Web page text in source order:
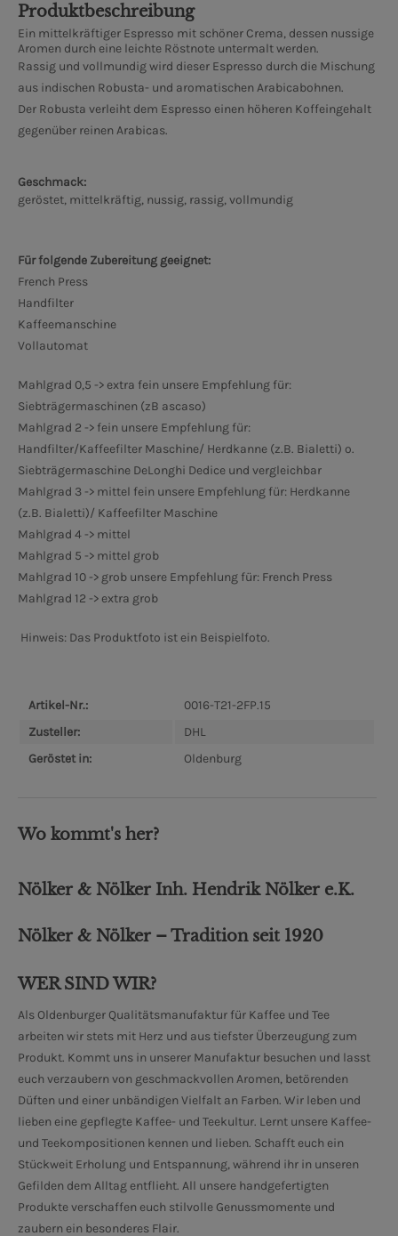
Produktbeschreibung
Ein mittelkräftiger Espresso mit schöner Crema, dessen nussige
Aromen durch eine leichte Röstnote untermalt werden.
Rassig und vollmundig wird dieser Espresso durch die Mischung
aus indischen Robusta- und aromatischen Arabicabohnen.
Der Robusta verleiht dem Espresso einen höheren Koffeingehalt
gegenüber reinen Arabicas.
Geschmack:
geröstet, mittelkräftig, nussig, rassig, vollmundig
Für folgende Zubereitung geeignet:
French Press
Handfilter
Kaffeemanschine
Vollautomat
Mahlgrad 0,5 -> extra fein unsere Empfehlung für:
Siebträgermaschinen (zB ascaso)
Mahlgrad 2 -> fein unsere Empfehlung für:
Handfilter/Kaffeefilter Maschine/ Herdkanne (z.B. Bialetti) o.
Siebträgermaschine DeLonghi Dedice und vergleichbar
Mahlgrad 3 -> mittel fein unsere Empfehlung für: Herdkanne
(z.B. Bialetti)/ Kaffeefilter Maschine
Mahlgrad 4 -> mittel
Mahlgrad 5 -> mittel grob
Mahlgrad 10 -> grob unsere Empfehlung für: French Press
Mahlgrad 12 -> extra grob
Hinweis: Das Produktfoto ist ein Beispielfoto.
Artikel-Nr.:
0016-T21-2FP.15
Zusteller:
DHL
Geröstet in:
Oldenburg
Wo kommt's her?
Nölker & Nölker Inh. Hendrik Nölker e.K.
Nölker & Nölker – Tradition seit 1920
WER SIND WIR?
Als Oldenburger Qualitätsmanufaktur für Kaffee und Tee
arbeiten wir stets mit Herz und aus tiefster Überzeugung zum
Produkt. Kommt uns in unserer Manufaktur besuchen und lasst
euch verzaubern von geschmackvollen Aromen, betörenden
Düften und einer unbändigen Vielfalt an Farben. Wir leben und
lieben eine gepflegte Kaffee- und Teekultur. Lernt unsere Kaffee-
und Teekompositionen kennen und lieben. Schafft euch ein
Stückweit Erholung und Entspannung, während ihr in unseren
Gefilden dem Alltag entflieht. All unsere handgefertigten
Produkte verschaffen euch stilvolle Genussmomente und
zaubern ein besonderes Flair.